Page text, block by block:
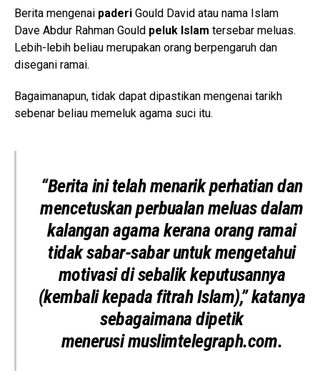
Berita mengenai paderi Gould David atau nama Islam
Dave Abdur Rahman Gould peluk Islam tersebar meluas.
Lebih-lebih beliau merupakan orang berpengaruh dan
disegani ramai.
Bagaimanapun, tidak dapat dipastikan mengenai tarikh
sebenar beliau memeluk agama suci itu.
“Berita ini telah menarik perhatian dan
mencetuskan perbualan meluas dalam
kalangan agama kerana orang ramai
tidak sabar-sabar untuk mengetahui
motivasi di sebalik keputusannya
(kembali kepada fitrah Islam),” katanya
sebagaimana dipetik
menerusi muslimtelegraph.com.